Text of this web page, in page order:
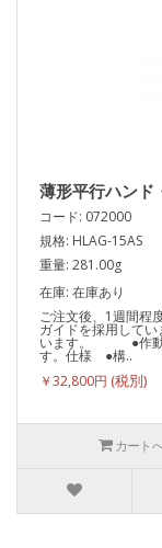
薄形平行ハンド
コード: 072000
規格: HLAG-15AS
重量: 281.00g
在庫: 在庫あり
ご注文後、1週間程
ガイドを採用して
います。 ●作動限
す。仕様 ●構..
￥32,800円
カート